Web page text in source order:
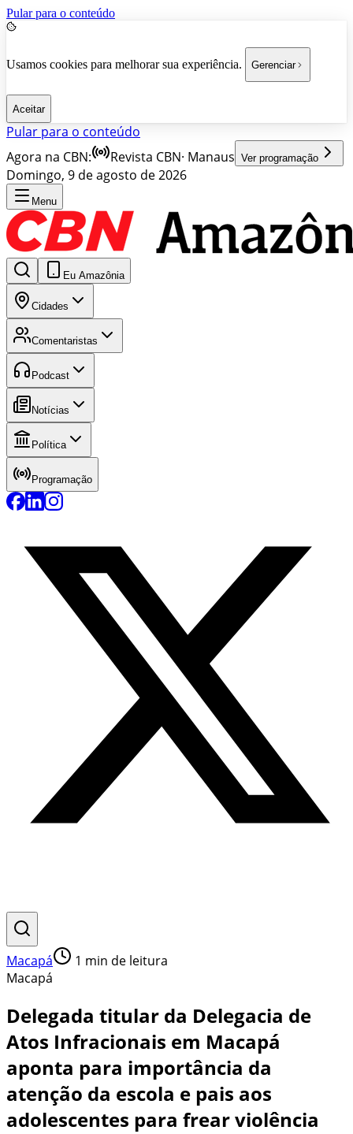
Pular para o conteúdo
Usamos cookies para melhorar sua experiência. Gerenciar
Aceitar
Pular para o conteúdo
Agora na CBN:
Revista CBN· Manaus Ver programação
Domingo, 9 de agosto de 2026
Menu
Eu Amazônia
Cidades
Comentaristas
Podcast
Notícias
Política
Programação
Macapá 1 min de leitura
Macapá
Delegada titular da Delegacia de
Atos Infracionais em Macapá
aponta para importância da
atenção da escola e pais aos
adolescentes para frear violência